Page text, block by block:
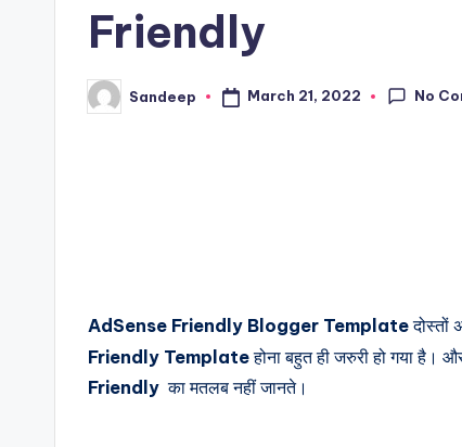
Friendly
Posted
by
Sandeep March 21, 2022 No
AdSense Friendly Blogger Template
Friendly Templateहोना बहुत ही जरुरी हो गया
Friendly का मतलब नहीं जानते।